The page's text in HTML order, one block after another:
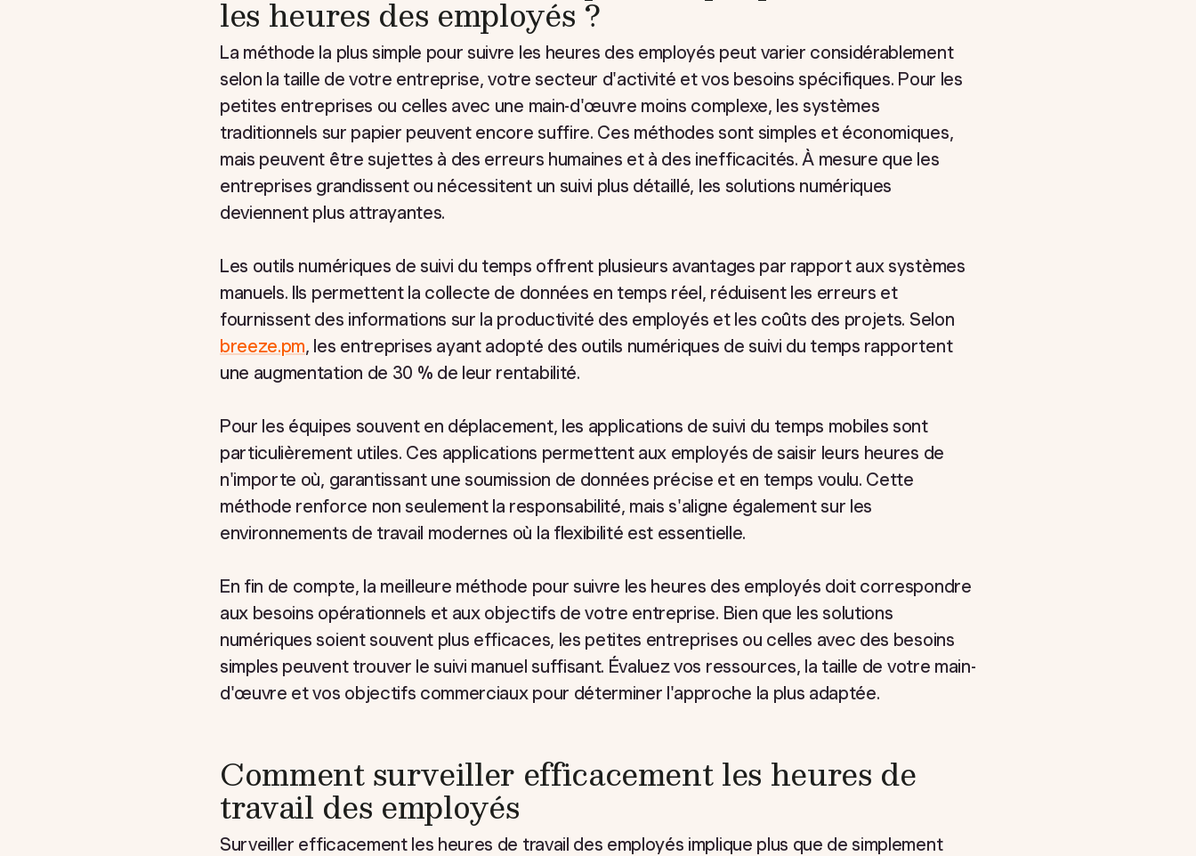
les heures des employés ?
La méthode la plus simple pour suivre les heures des employés peut varier considérablement
selon la taille de votre entreprise, votre secteur d'activité et vos besoins spécifiques. Pour les
petites entreprises ou celles avec une main-d'œuvre moins complexe, les systèmes
traditionnels sur papier peuvent encore suffire. Ces méthodes sont simples et économiques,
mais peuvent être sujettes à des erreurs humaines et à des inefficacités. À mesure que les
entreprises grandissent ou nécessitent un suivi plus détaillé, les solutions numériques
deviennent plus attrayantes.
Les outils numériques de suivi du temps offrent plusieurs avantages par rapport aux systèmes
manuels. Ils permettent la collecte de données en temps réel, réduisent les erreurs et
fournissent des informations sur la productivité des employés et les coûts des projets. Selon
breeze.pm, les entreprises ayant adopté des outils numériques de suivi du temps rapportent
une augmentation de 30 % de leur rentabilité.
Pour les équipes souvent en déplacement, les applications de suivi du temps mobiles sont
particulièrement utiles. Ces applications permettent aux employés de saisir leurs heures de
n'importe où, garantissant une soumission de données précise et en temps voulu. Cette
méthode renforce non seulement la responsabilité, mais s'aligne également sur les
environnements de travail modernes où la flexibilité est essentielle.
En fin de compte, la meilleure méthode pour suivre les heures des employés doit correspondre
aux besoins opérationnels et aux objectifs de votre entreprise. Bien que les solutions
numériques soient souvent plus efficaces, les petites entreprises ou celles avec des besoins
simples peuvent trouver le suivi manuel suffisant. Évaluez vos ressources, la taille de votre main-
d'œuvre et vos objectifs commerciaux pour déterminer l'approche la plus adaptée.
Comment surveiller efficacement les heures de
travail des employés
Surveiller efficacement les heures de travail des employés implique plus que de simplement